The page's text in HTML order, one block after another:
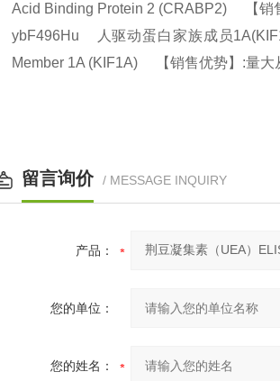
Acid Binding Protein 2 (CRABP2) 【销
ybF496Hu 人驱动蛋白家族成员
Member 1A (KIF1A) 【销售优势】:量
留言询价 / MESSAGE INQUIRY
产品：
您的单位：
您的姓名：